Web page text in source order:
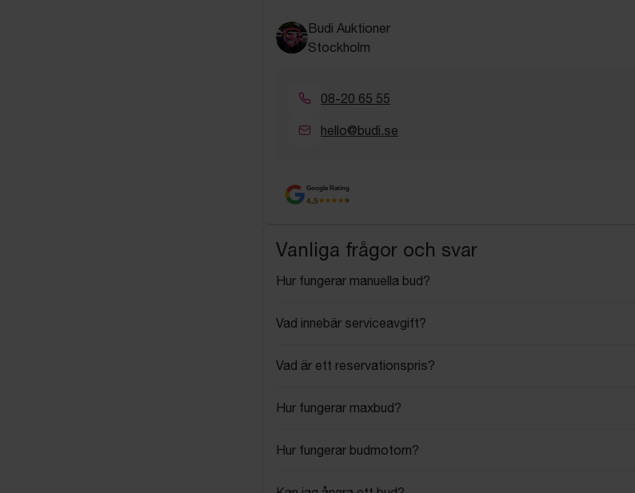
Budi Auktioner
Stockholm
08-20 65 55
hello@budi.se
Google Rating
4.5
Vanliga frågor och svar
Hur fungerar manuella bud?
Vad innebär serviceavgift?
Vad är ett reservationspris?
Hur fungerar maxbud?
Hur fungerar budmotorn?